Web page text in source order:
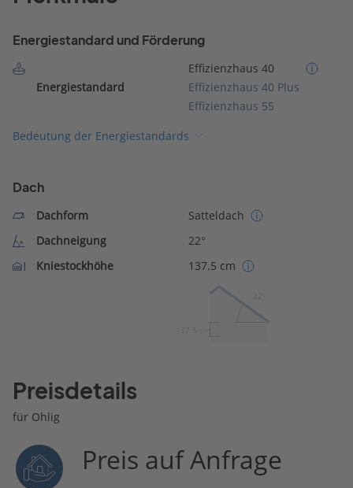
Energiestandard und Förderung
Energiestandard
Effizienzhaus 40
Effizienzhaus 40 Plus
Effizienzhaus 55
Bedeutung der Energiestandards
Dach
Dachform
Satteldach
Dachneigung
22°
Kniestockhöhe
137.5 cm
Preisdetails
für Ohlig
Preis auf Anfrage